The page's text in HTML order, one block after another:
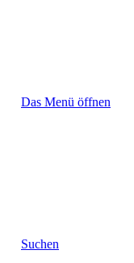
Das Menü öffnen
Suchen